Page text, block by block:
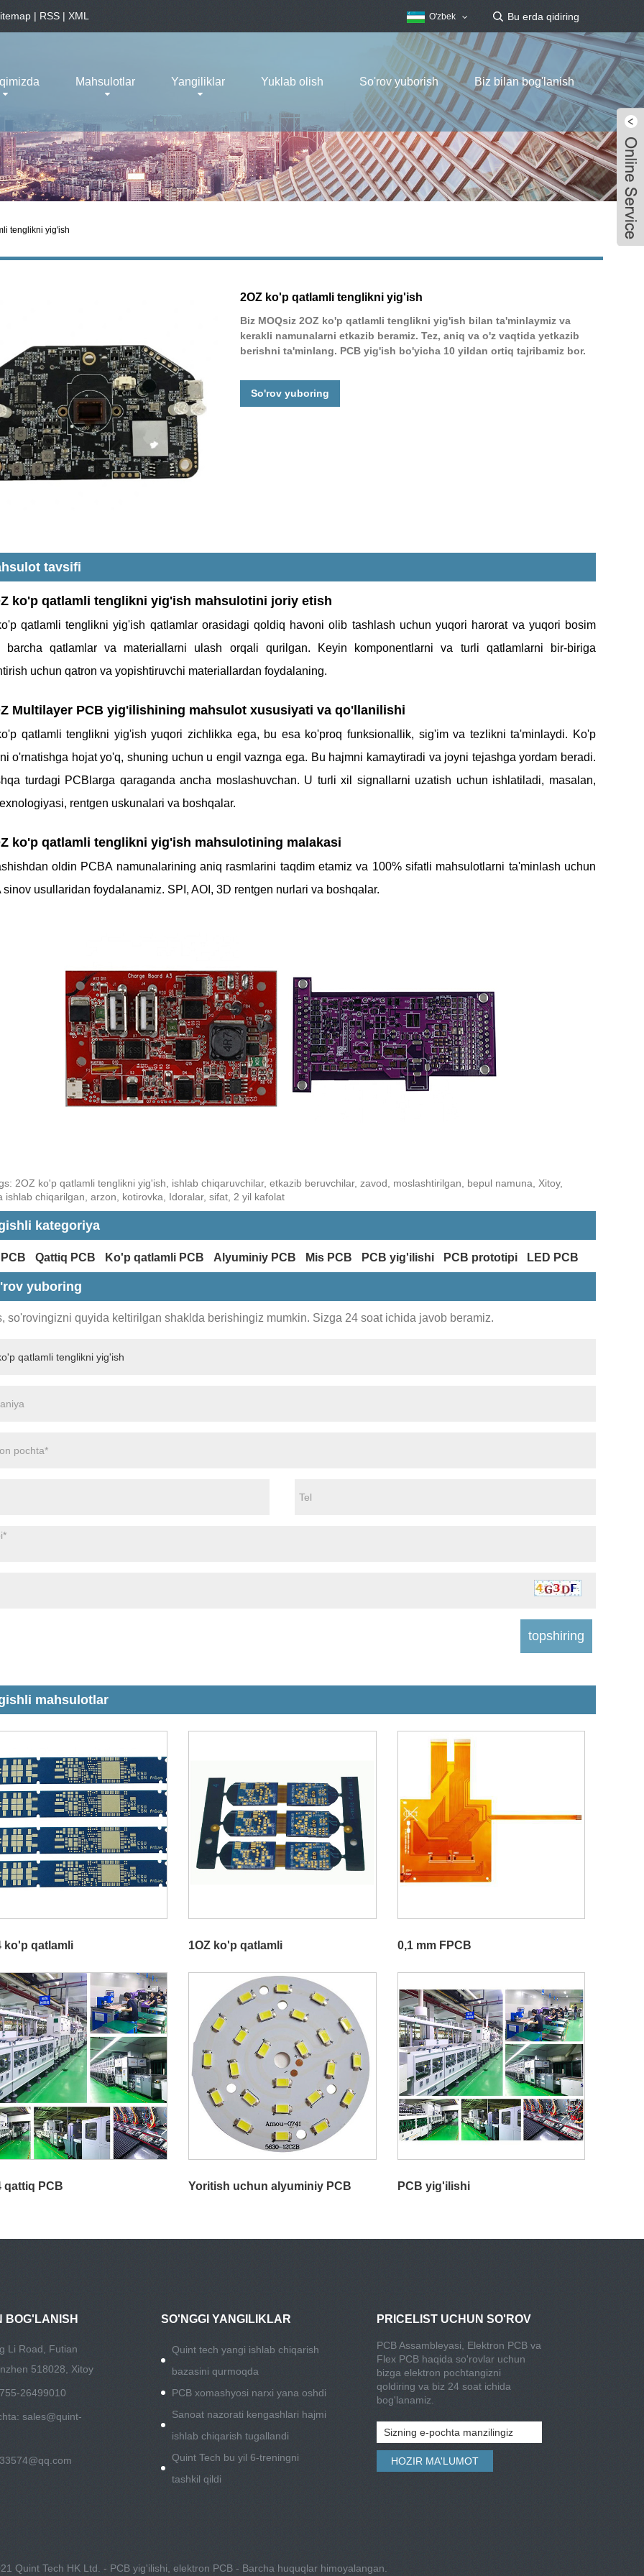
| RSS | XML O'zbek
Mahsulotlar Yangiliklar Yuklab olish So'rov yuborish Biz bilan bog'lanish
tenglikni yig'ish
2OZ ko'p qatlamli tenglikni yig'ish
Biz MOQsiz 2OZ ko'p qatlamli tenglikni yig'ish bilan ta'minlaymiz va
kerakli namunalarni etkazib beramiz. Tez, aniq va o'z vaqtida yetkazib
berishni ta'minlang. PCB yig'ish bo'yicha 10 yildan ortiq tajribamiz bor.
So'rov yuboring
tavsifi
ko'p qatlamli tenglikni yig'ish mahsulotini joriy etish
qatlamli tenglikni yig'ish qatlamlar orasidagi qoldiq havoni olib tashlash uchun yuqori harorat va yuqori bosim
barcha qatlamlar va materiallarni ulash orqali qurilgan. Keyin komponentlarni va turli qatlamlarni bir-biriga
uchun qatron va yopishtiruvchi materiallardan foydalaning.
Multilayer PCB yig'ilishining mahsulot xususiyati va qo'llanilishi
qatlamli tenglikni yig'ish yuqori zichlikka ega, bu esa ko'proq funksionallik, sig'im va tezlikni ta'minlaydi. Ko'p
o'rnatishga hojat yo'q, shuning uchun u engil vaznga ega. Bu hajmni kamaytiradi va joyni tejashga yordam beradi.
turdagi PCBlarga qaraganda ancha moslashuvchan. U turli xil signallarni uzatish uchun ishlatiladi, masalan,
rentgen uskunalari va boshqalar.
ko'p qatlamli tenglikni yig'ish mahsulotining malakasi
oldin PCBA namunalarining aniq rasmlarini taqdim etamiz va 100% sifatli mahsulotlarni ta'minlash uchun
sinov usullaridan foydalanamiz. SPI, AOI, 3D rentgen nurlari va boshqalar.
2OZ ko'p qatlamli tenglikni yig'ish, ishlab chiqaruvchilar, etkazib beruvchilar, zavod, moslashtirilgan, bepul namuna, Xitoy,
ishlab chiqarilgan, arzon, kotirovka, Idoralar, sifat, 2 yil kafolat
kategoriya
Qattiq PCB Ko'p qatlamli PCB Alyuminiy PCB Mis PCB PCB yig'ilishi PCB prototipi LED PCB
yuboring
so'rovingizni quyida keltirilgan shaklda berishingiz mumkin. Sizga 24 soat ichida javob beramiz.
mahsulotlar
ko'p qatlamli 1OZ ko'p qatlamli 0,1 mm FPCB
qattiq PCB Yoritish uchun alyuminiy PCB PCB yig'ilishi
BOG'LANISH
Li Road, Futian
518028, Xitoy
26499010
sales@quint-
SO'NGGI YANGILIKLAR
Quint tech yangi ishlab chiqarish
bazasini qurmoqda
PCB xomashyosi narxi yana oshdi
Sanoat nazorati kengashlari hajmi
ishlab chiqarish tugallandi
Quint Tech bu yil 6-treningni
tashkil qildi
PRICELIST UCHUN SO'ROV
PCB Assambleyasi, Elektron PCB va
Flex PCB haqida so'rovlar uchun
bizga elektron pochtangizni
qoldiring va biz 24 soat ichida
bog'lanamiz.
Quint Tech HK Ltd. - PCB yig'ilishi, elektron PCB - Barcha huquqlar himoyalangan.